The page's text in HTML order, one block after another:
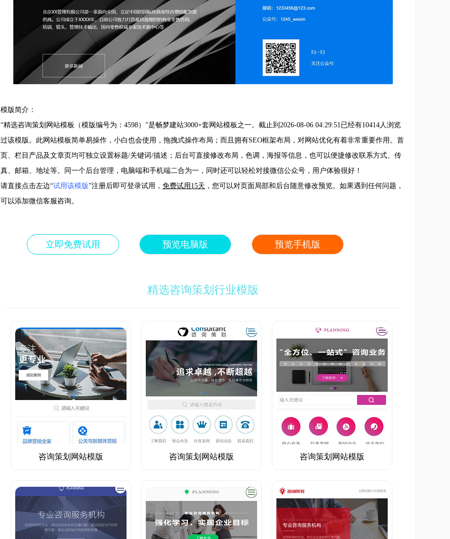
模版简介：
“精选咨询策划网站模板（模版编号为：4598）”是畅梦建站3000+套网站模板之一。截止到2026-08-06 04:29:51已经有10414人浏览
过该模版。此网站模板简单易操作，小白也会使用，拖拽式操作布局；而且拥有SEO框架布局，对网站优化有着非常重要作用。首
页、栏目产品及文章页均可独立设置标题/关键词/描述；后台可直接修改布局，色调，海报等信息，也可以便捷修改联系方式、传
真、邮箱、地址等。同一个后台管理，电脑端和手机端二合为一，同时还可以轻松对接微信公众号，用户体验很好！
请直接点击左边“试用该模版”注册后即可登录试用， 免费试用15天 ，您可以对页面局部和后台随意修改预览。如果遇到任何问题，
可以添加微信客服咨询。
立即免费试用 预览电脑版 预览手机版
精选咨询策划行业模版
咨询策划网站模版 咨询策划网站模版 咨询策划网站模版